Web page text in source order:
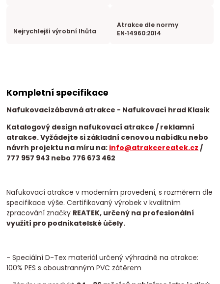
Nejrychlejší výrobní lhůta
Atrakce dle normy
EN‑14960:2014
Kompletní specifikace
Nafukovacízábavná atrakce - Nafukovací hrad Klasik
Katalogový design nafukovací atrakce / reklamní
atrakce. Vyžádejte si základní cenovou nabídku nebo
návrh projektu na míru na: info@atrakcereatek.cz /
777 957 943 nebo 776 673 462
Nafukovací atrakce v moderním provedení, s rozměrem dle
specifikace výše. Certifikovaný výrobek v kvalitním
zpracování značky REATEK, určený na profesionální
využití pro podnikatelské účely.
- Speciální D-Tex materiál určený výhradně na atrakce:
100% PES s oboustranným PVC zátěrem